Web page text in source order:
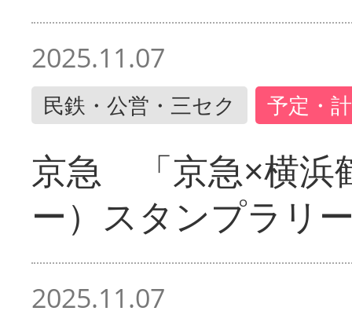
2025.11.07
民鉄・公営・三セク 予定・
京急 「京急×横浜
ー）スタンプラリ
2025.11.07